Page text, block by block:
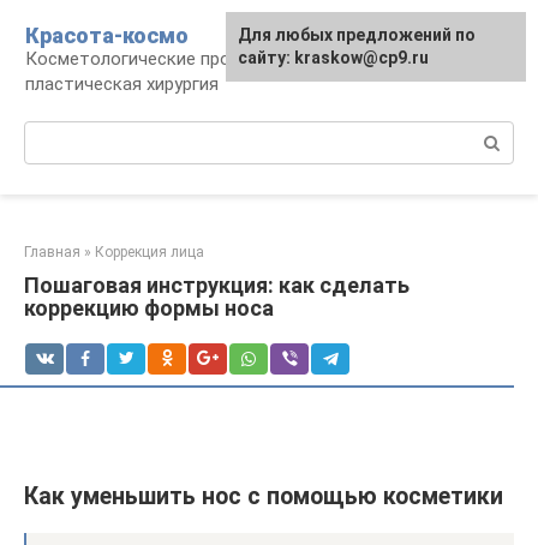
контенту
Красота-космо
Косметологические процедуры,
пластическая хирургия
Главная » Коррекция лица
Пошаговая инструкция: как сделать
коррекцию формы носа
Как уменьшить нос с помощью косметики
Для любых предложений по
сайту: kraskow@cp9.ru